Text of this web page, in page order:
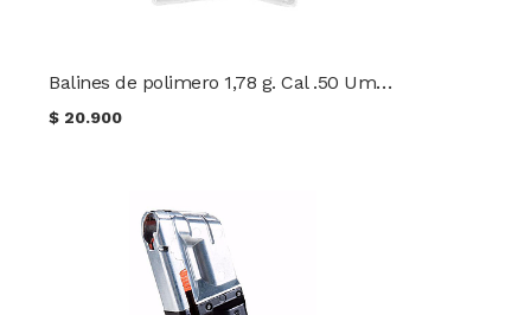
Balines de polimero 1,78 g. Cal .50 Umarex 100 unidades
$ 20.900